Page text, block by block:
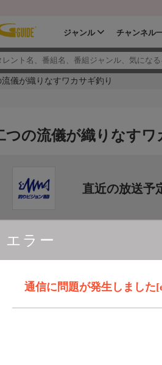
ジャンル チャンネル
儀が織りなすワカサギ釣り
エラー
通信に問題が発生しました
つの流儀が織りなすワ
直近の放送予